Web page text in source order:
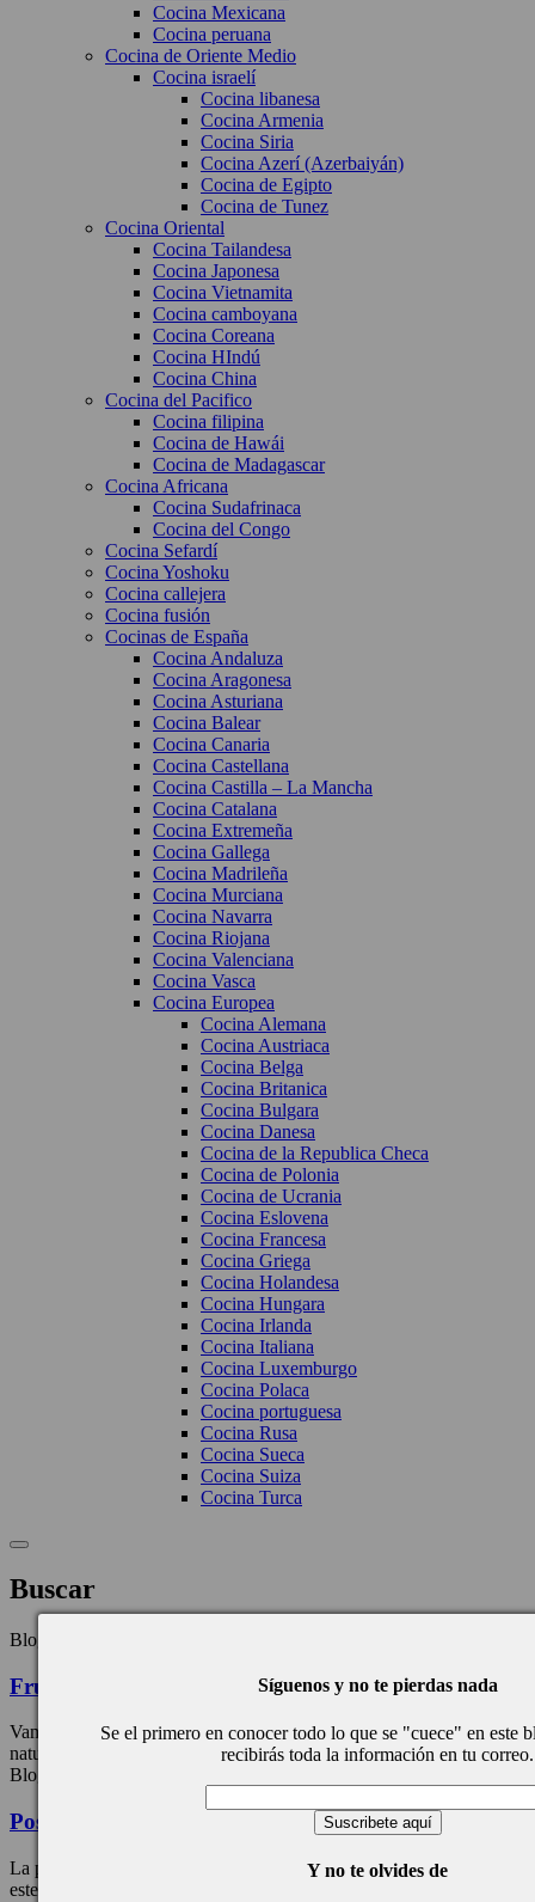
Cocina Mexicana
Cocina peruana
Cocina de Oriente Medio
Cocina israelí
Cocina libanesa
Cocina Armenia
Cocina Siria
Cocina Azerí (Azerbaiyán)
Cocina de Egipto
Cocina de Tunez
Cocina Oriental
Cocina Tailandesa
Cocina Japonesa
Cocina Vietnamita
Cocina camboyana
Cocina Coreana
Cocina HIndú
Cocina China
Cocina del Pacifico
Cocina filipina
Cocina de Hawái
Cocina de Madagascar
Cocina Africana
Cocina Sudafrinaca
Cocina del Congo
Cocina Sefardí
Cocina Yoshoku
Cocina callejera
Cocina fusión
Cocinas de España
Cocina Andaluza
Cocina Aragonesa
Cocina Asturiana
Cocina Balear
Cocina Canaria
Cocina Castellana
Cocina Castilla – La Mancha
Cocina Catalana
Cocina Extremeña
Cocina Gallega
Cocina Madrileña
Cocina Murciana
Cocina Navarra
Cocina Riojana
Cocina Valenciana
Cocina Vasca
Cocina Europea
Cocina Alemana
Cocina Austriaca
Cocina Belga
Cocina Britanica
Cocina Bulgara
Cocina Danesa
Cocina de la Republica Checa
Cocina de Polonia
Cocina de Ucrania
Cocina Eslovena
Cocina Francesa
Cocina Griega
Cocina Holandesa
Cocina Hungara
Cocina Irlanda
Cocina Italiana
Cocina Luxemburgo
Cocina Polaca
Cocina portuguesa
Cocina Rusa
Cocina Sueca
Cocina Suiza
Cocina Turca
Buscar
Blog Post
Frutas al almíbar de champán, receta
Vamos a presentar un contraste de frutas, unas cocinadas y otras al
natural, pero todas al dente, crujientes ...
Blog Post
Postre “brûlée” de maracuyá, receta
La palabra “brûlée” significa quemado, por lo que el nombre de
este riquísimo postre es “postre quemado de ...
Síguenos y no te pierdas nada
Se el primero en conocer todo lo que se "cuece" en este
recibirás toda la información en tu correo.
Y no te olvides de